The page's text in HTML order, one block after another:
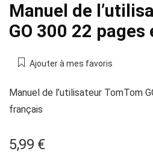
Manuel de
GO 300 22
Ajouter à mes favoris
Manuel de l’utilisateur TomTom
français
5,99 €